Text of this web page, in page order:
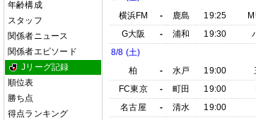
年齢構成
スタッフ
関係者ニュース
関係者エピソード
Jリーグ記録
順位表
勝ち点
得点ランキング
横浜FM
- 鹿島 19:25
G大阪
- 浦和 19:30
8/8 (土)
柏
- 水戸 19:00
FC東京
- 町田 19:00
名古屋
- 清水 19:00